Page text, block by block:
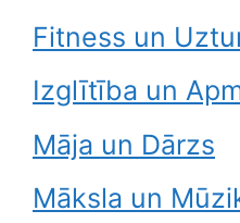
Fitness un
Izglītība un
Māja un Dārzs
Māksla un